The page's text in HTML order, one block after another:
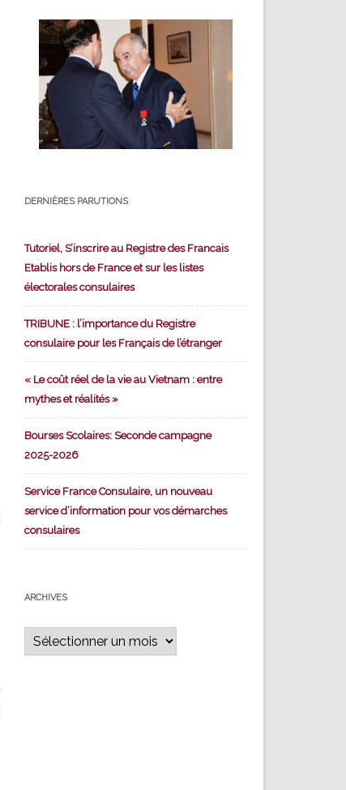
DERNIÈRES PARUTIONS
Tutoriel, S’inscrire au Registre des Francais
Etablis hors de France et sur les listes
électorales consulaires
TRIBUNE : l’importance du Registre
consulaire pour les Français de l’étranger
« Le coût réel de la vie au Vietnam : entre
mythes et réalités »
Bourses Scolaires: Seconde campagne
2025-2026
Service France Consulaire, un nouveau
service d’information pour vos démarches
consulaires
ARCHIVES
Archives